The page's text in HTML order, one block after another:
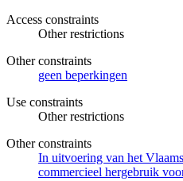
Access constraints
Other restrictions
Other constraints
geen beperkingen
Use constraints
Other restrictions
Other constraints
In uitvoering van het
commercieel hergebruik